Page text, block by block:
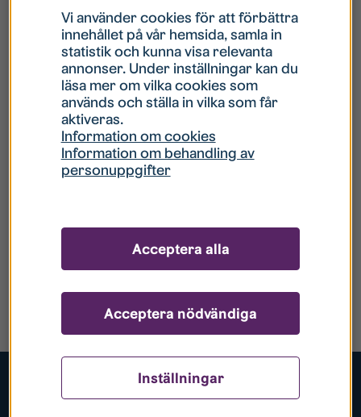
Populära sidor
Vi använder cookies för att förbättra
innehållet på vår hemsida, samla in
statistik och kunna visa relevanta
annonser. Under inställningar kan du
läsa mer om vilka cookies som
används och ställa in vilka som får
aktiveras.
Information om cookies
Information om behandling av
personuppgifter
Inställningar
Acceptera nödvändiga
Acceptera alla